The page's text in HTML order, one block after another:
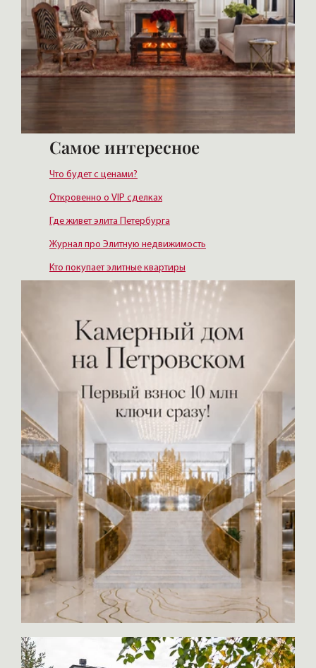
Самое интересное
Что будет с ценами?
Откровенно о VIP сделках
Где живет элита Петербурга
Журнал про Элитную недвижимость
Кто покупает элитные квартиры